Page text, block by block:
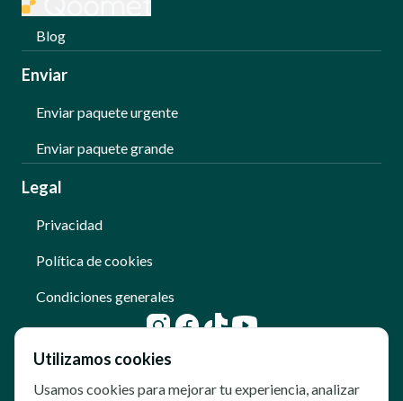
Blog
Enviar
Enviar paquete urgente
Enviar paquete grande
Legal
Privacidad
Política de cookies
Condiciones generales
Utilizamos cookies
Usamos cookies para mejorar tu experiencia, analizar